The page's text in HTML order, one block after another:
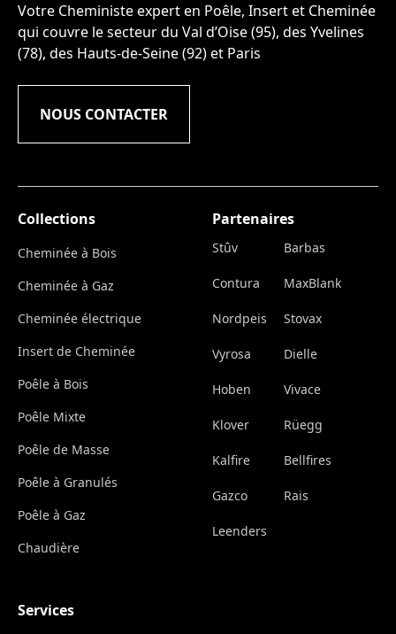
Votre Cheministe expert en Poêle, Insert et Cheminée
qui couvre le secteur du Val d’Oise (95), des Yvelines
(78), des Hauts-de-Seine (92) et Paris
NOUS CONTACTER
Collections
Cheminée à Bois
Cheminée à Gaz
Cheminée électrique
Insert de Cheminée
Poêle à Bois
Poêle Mixte
Poêle de Masse
Poêle à Granulés
Poêle à Gaz
Chaudière
Partenaires
Stûv Barbas
Contura MaxBlank
Nordpeis Stovax
Vyrosa Dielle
Hoben Vivace
Klover Rüegg
Kalfire Bellfires
Gazco Rais
Leenders
Services